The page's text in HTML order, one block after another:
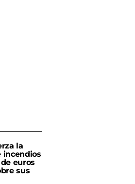
la
incendios
euros
sus